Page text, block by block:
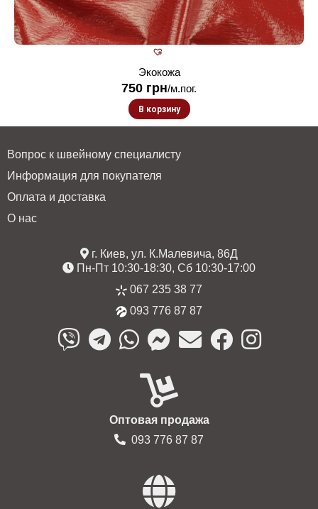
Экокожа
750 грн/м.пог.
В корзину
Вопрос к швейному специалисту
Информация для покупателя
Оплата и доставка
О нас
г. Киев, ул. К.Малевича, 86Д
Пн-Пт 10:30-18:30, Сб 10:30-17:00
067 235 38 77
093 776 87 87
Оптовая продажа
093 776 87 87